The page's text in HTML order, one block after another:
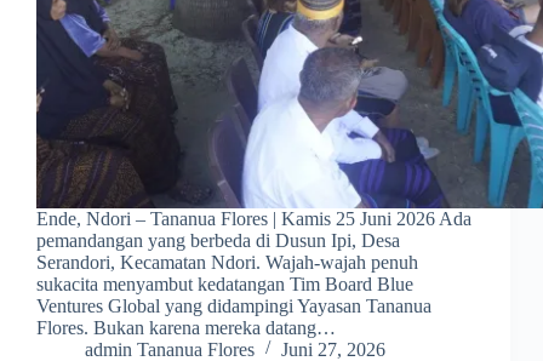
Ende, Ndori – Tananua Flores | Kamis 25 Juni 2026 Ada
pemandangan yang berbeda di Dusun Ipi, Desa
Serandori, Kecamatan Ndori. Wajah-wajah penuh
sukacita menyambut kedatangan Tim Board Blue
Ventures Global yang didampingi Yayasan Tananua
Flores. Bukan karena mereka datang…
admin Tananua Flores
Juni 27, 2026